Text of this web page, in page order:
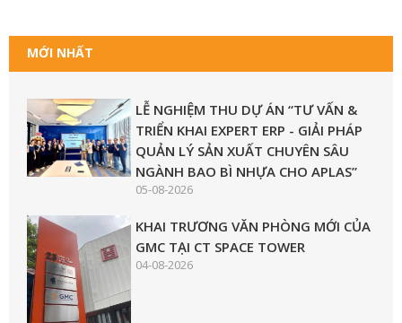
MỚI NHẤT
LỄ NGHIỆM THU DỰ ÁN “TƯ VẤN &
TRIỂN KHAI EXPERT ERP - GIẢI PHÁP
QUẢN LÝ SẢN XUẤT CHUYÊN SÂU
NGÀNH BAO BÌ NHỰA CHO APLAS”
05-08-2026
KHAI TRƯƠNG VĂN PHÒNG MỚI CỦA
GMC TẠI CT SPACE TOWER
04-08-2026